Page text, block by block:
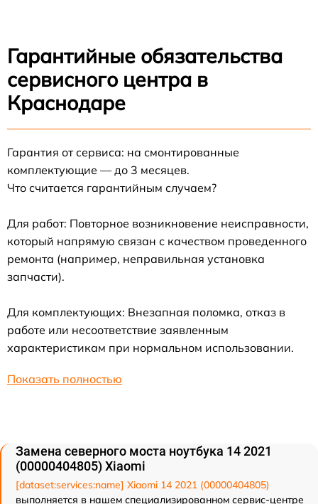
Гарантийные обязательства
сервисного центра в
Краснодаре
Гарантия от сервиса: на смонтированные
комплектующие — до 3 месяцев.
Что считается гарантийным случаем?
Для работ: Повторное возникновение неисправности,
который напрямую связан с качеством проведенного
ремонта (например, неправильная установка
запчасти).
Для комплектующих: Внезапная поломка, отказ в
работе или несоответствие заявленным
характеристикам при нормальном использовании.
Показать полностью
Замена северного моста ноутбука 14 2021
(00000404805) Xiaomi
[dataset:services:name] Xiaomi 14 2021 (00000404805)
выполняется в нашем специализированном сервис-центре